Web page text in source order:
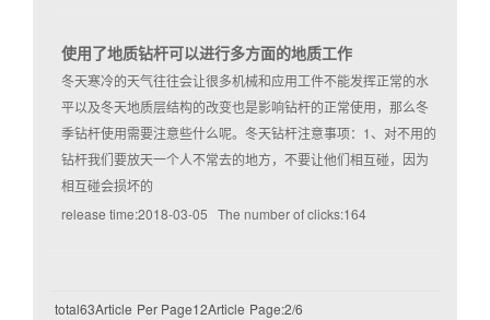
使用了地质钻杆可以进行多方面的地质工作
冬天寒冷的天气往往会让很多机械和应用工件不能发挥正常的水
平以及冬天地质层结构的改变也是影响钻杆的正常使用，那么冬
季钻杆使用需要注意些什么呢。冬天钻杆注意事项：1、对不用的
钻杆我们要放天一个人不常去的地方，不要让他们相互碰，因为
相互碰会损坏的
release time:2018-03-05 The number of clicks:164
total63Article Per Page12Article Page:2/6